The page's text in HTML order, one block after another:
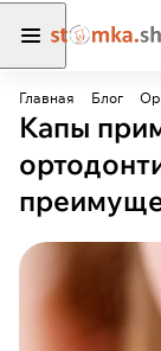
Главная Блог
Капы